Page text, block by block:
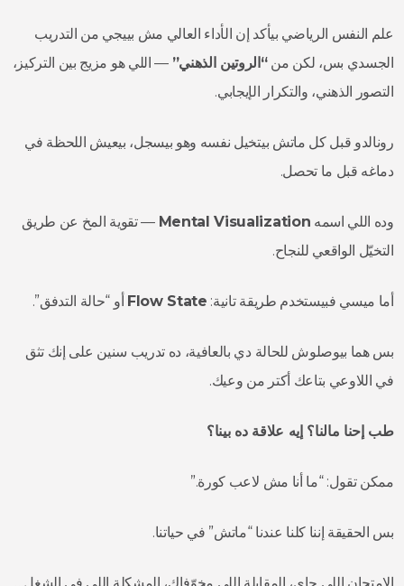
علم النفس الرياضي بيأكد إن الأداء العالي مش بييجي من التدريب
الجسدي بس، لكن من“الروتين الذهني” — اللي هو مزيج بين التركيز،
التصور الذهني، والتكرار الإيجابي.
رونالدو قبل كل ماتش بيتخيل نفسه وهو بيسجل، بيعيش اللحظة في
دماغه قبل ما تحصل.
وده اللي اسمه Mental Visualization — تقوية المخ عن طريق
التخيّل الواقعي للنجاح.
أما ميسي فبيستخدم طريقة تانية: Flow State أو “حالة التدفق”.
بس هما بيوصلوش للحالة دي بالعافية، ده تدريب سنين على إنك تثق
في اللاوعي بتاعك أكتر من وعيك.
طب إحنا مالنا؟ إيه علاقة ده بينا؟
ممكن تقول: “ما أنا مش لاعب كورة.”
بس الحقيقة إننا كلنا عندنا “ماتش” في حياتنا.